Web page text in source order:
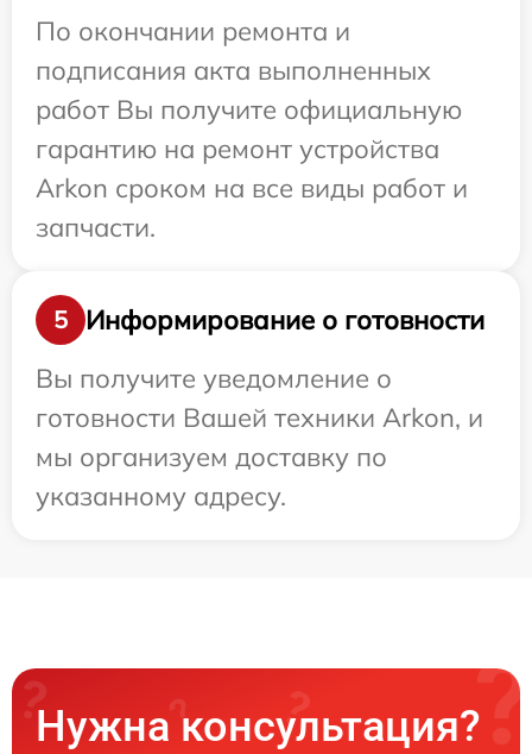
По окончании ремонта и
подписания акта выполненных
работ Вы получите официальную
гарантию на ремонт устройства
Arkon сроком на все виды работ и
запчасти.
5
Информирование о готовности
Вы получите уведомление о
готовности Вашей техники Arkon, и
мы организуем доставку по
указанному адресу.
Нужна консультация?